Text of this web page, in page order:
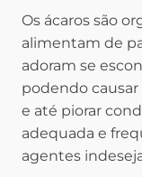
Os ácaros são
alimentam de
adoram se
podendo
e até piorar
adequada e
agentes